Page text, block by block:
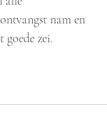
nam en
zei.